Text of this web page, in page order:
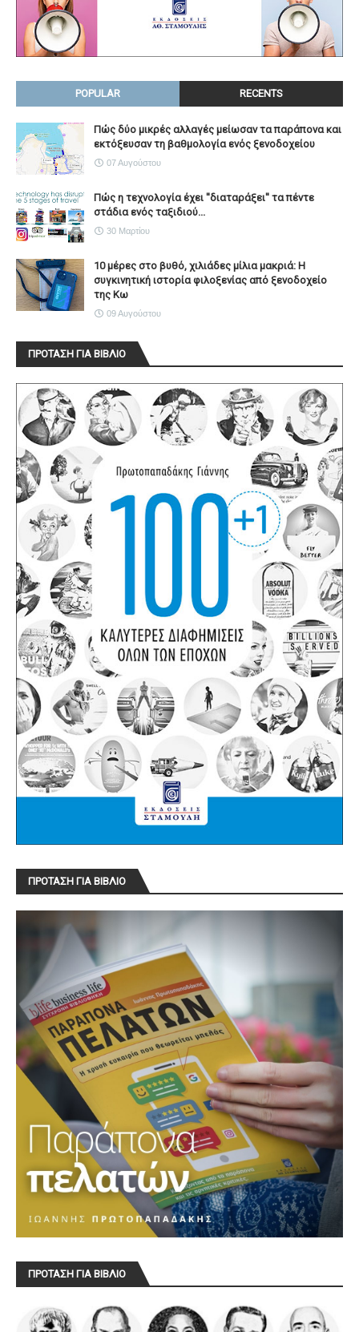
POPULAR RECENTS
Πώς δύο μικρές αλλαγές μείωσαν τα παράπονα και
εκτόξευσαν τη βαθμολογία ενός ξενοδοχείου
07 Αυγούστου
Πώς η τεχνολογία έχει ''διαταράξει'' τα πέντε
στάδια ενός ταξιδιού...
30 Μαρτίου
10 μέρες στο βυθό, χιλιάδες μίλια μακριά: Η
συγκινητική ιστορία φιλοξενίας από ξενοδοχείο
της Κω
09 Αυγούστου
ΠΡΟΤΑΣΗ ΓΙΑ ΒΙΒΛΙΟ
ΠΡΟΤΑΣΗ ΓΙΑ ΒΙΒΛΙΟ
ΠΡΟΤΑΣΗ ΓΙΑ ΒΙΒΛΙΟ